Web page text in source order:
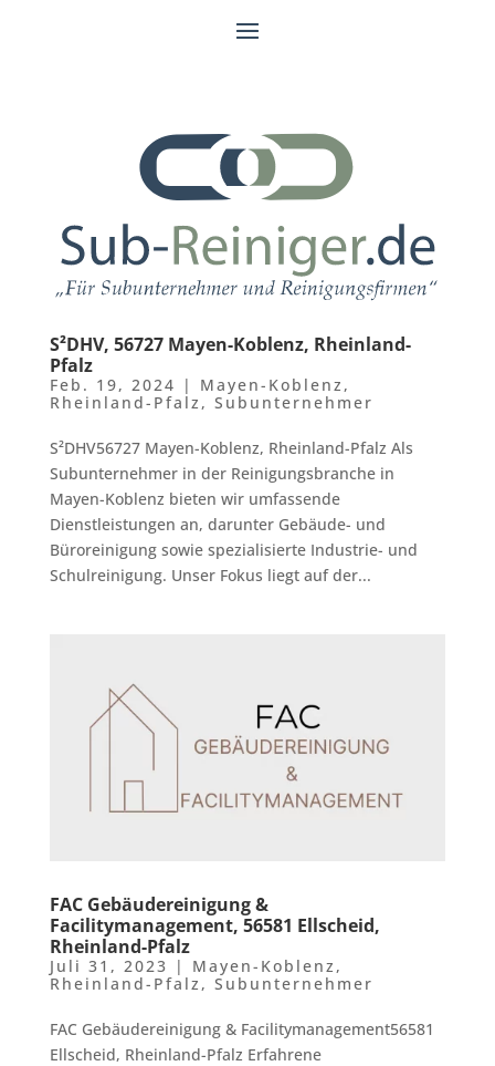
S²DHV, 56727 Mayen-Koblenz, Rheinland-
Pfalz
Feb. 19, 2024 | Mayen-Koblenz ,
Rheinland-Pfalz , Subunternehmer
S²DHV56727 Mayen-Koblenz, Rheinland-Pfalz Als
Subunternehmer in der Reinigungsbranche in
Mayen-Koblenz bieten wir umfassende
Dienstleistungen an, darunter Gebäude- und
Büroreinigung sowie spezialisierte Industrie- und
Schulreinigung. Unser Fokus liegt auf der...
FAC Gebäudereinigung &
Facilitymanagement, 56581 Ellscheid,
Rheinland-Pfalz
Juli 31, 2023 | Mayen-Koblenz ,
Rheinland-Pfalz , Subunternehmer
FAC Gebäudereinigung & Facilitymanagement56581
Ellscheid, Rheinland-Pfalz Erfahrene